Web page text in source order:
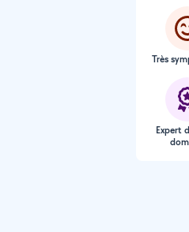
Très
Expert